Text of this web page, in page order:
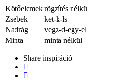
Kötőelemek rögzítés nélkül
Zsebek
ket-k-ls
Nadrág
vegz-d-egy-el
Minta
minta nélkül
Share inspiráció: